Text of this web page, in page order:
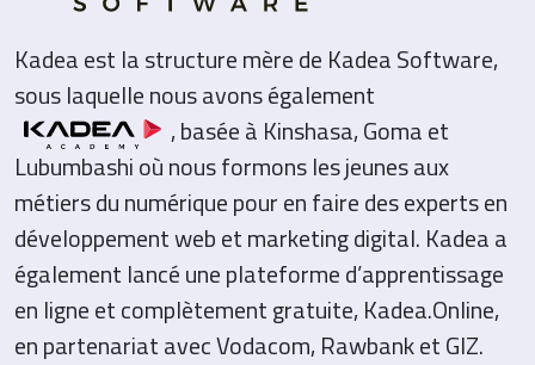
Kadea est la structure mère de Kadea Software,
sous laquelle nous avons également
, basée à Kinshasa, Goma et
Lubumbashi où nous formons les jeunes aux
métiers du numérique pour en faire des experts en
développement web et marketing digital. Kadea a
également lancé une plateforme d’apprentissage
en ligne et complètement gratuite, Kadea.Online,
en partenariat avec Vodacom, Rawbank et GIZ.